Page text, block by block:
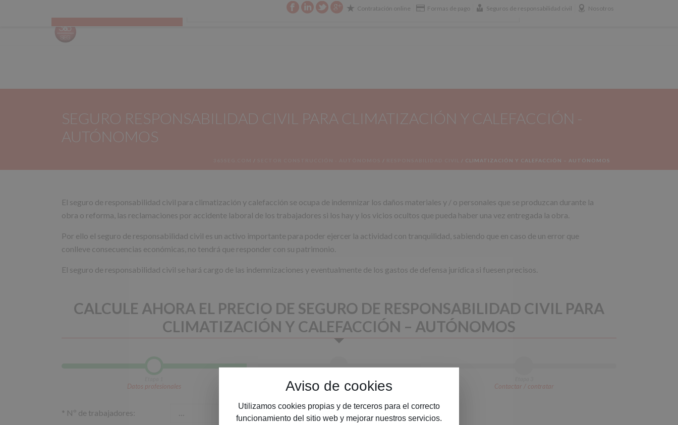
Aviso de cookies
Utilizamos cookies propias y de terceros para el correcto
funcionamiento del sitio web y mejorar nuestros servicios.
Contratación online Formas de pago Seguros de responsabilidad civil Nosotros
658 365 365
CIBERSEGURIDAD CONTACTO BLOG
SEGURO RESPONSABILIDAD CIVIL PARA CLIMATIZACIÓN Y CALEFACCIÓN -
AUTÓNOMOS
/ / / CLIMATIZACIÓN Y CALEFACCIÓN – AUTÓNOMOS
El seguro de responsabilidad civil para climatización y calefacción se ocupa de indemnizar los daños materiales y / o personales que se produzcan durante la
obra o reforma, las reclamaciones por accidente laboral de los trabajadores si los hay y los vicios ocultos que pueda haber una vez entregada la obra.
Por ello el seguro de responsabilidad civil es un activo importante para poder ejercer la actividad con tranquilidad, sabiendo que en caso de un error que
conlleve consecuencias económicas, no tendrá que responder con su patrimonio.
El seguro de responsabilidad civil se hará cargo de las indemnizaciones y eventualmente de los gastos de defensa jurídica si fuesen precisos.
CALCULE AHORA EL PRECIO DE SEGURO DE RESPONSABILIDAD CIVIL PARA
CLIMATIZACIÓN Y CALEFACCIÓN – AUTÓNOMOS
Datos profesionales Presupuesto Contactar / contratar
* Nº de trabajadores: